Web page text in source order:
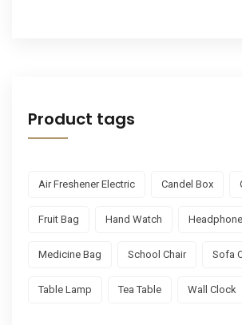
Product tags
Air Freshener Electric Candel Box
Fruit Bag Hand Watch Headphone
Medicine Bag School Chair Sofa
Table Lamp Tea Table Wall Clock